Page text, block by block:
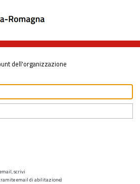
dell'organizzazione
scrivi
email di abilitazione)